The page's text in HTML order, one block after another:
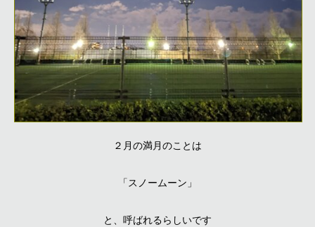
２月の満月のことは
「スノームーン」
と、呼ばれるらしいです